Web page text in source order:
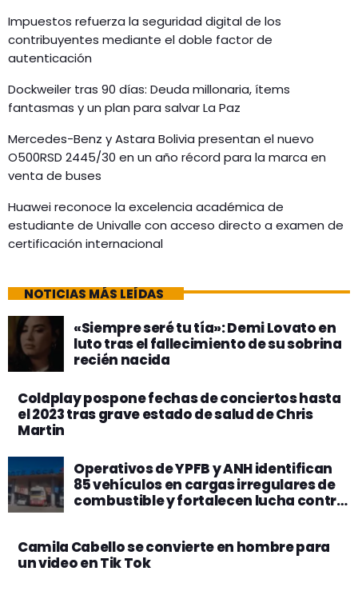
Impuestos refuerza la seguridad digital de los
contribuyentes mediante el doble factor de
autenticación
Dockweiler tras 90 días: Deuda millonaria, ítems
fantasmas y un plan para salvar La Paz
Mercedes-Benz y Astara Bolivia presentan el nuevo
O500RSD 2445/30 en un año récord para la marca en
venta de buses
Huawei reconoce la excelencia académica de
estudiante de Univalle con acceso directo a examen de
certificación internacional
NOTICIAS MÁS LEÍDAS
«Siempre seré tu tía»: Demi Lovato en
luto tras el fallecimiento de su sobrina
recién nacida
Coldplay pospone fechas de conciertos hasta
el 2023 tras grave estado de salud de Chris
Martin
Operativos de YPFB y ANH identifican
85 vehículos en cargas irregulares de
combustible y fortalecen lucha contra
Camila Cabello se convierte en hombre para
un video en Tik Tok